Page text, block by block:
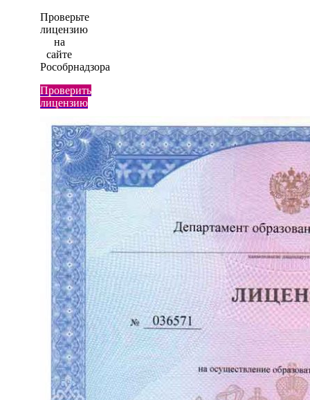
Проверьте
лицензию
на
сайте
Рособрнадзора
Проверить
лицензию